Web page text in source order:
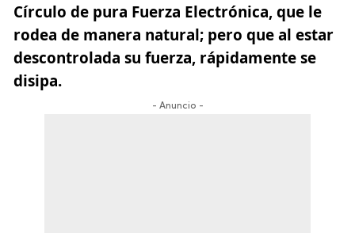
Círculo de pura Fuerza Electrónica, que le
rodea de manera natural; pero que al estar
descontrolada su fuerza, rápidamente se
disipa.
- Anuncio -